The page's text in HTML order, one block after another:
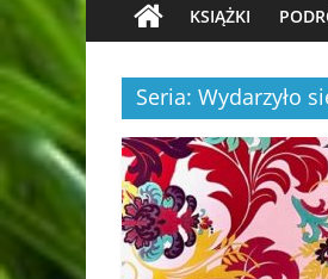
KSIĄŻKI
Seria: Wydarzyło